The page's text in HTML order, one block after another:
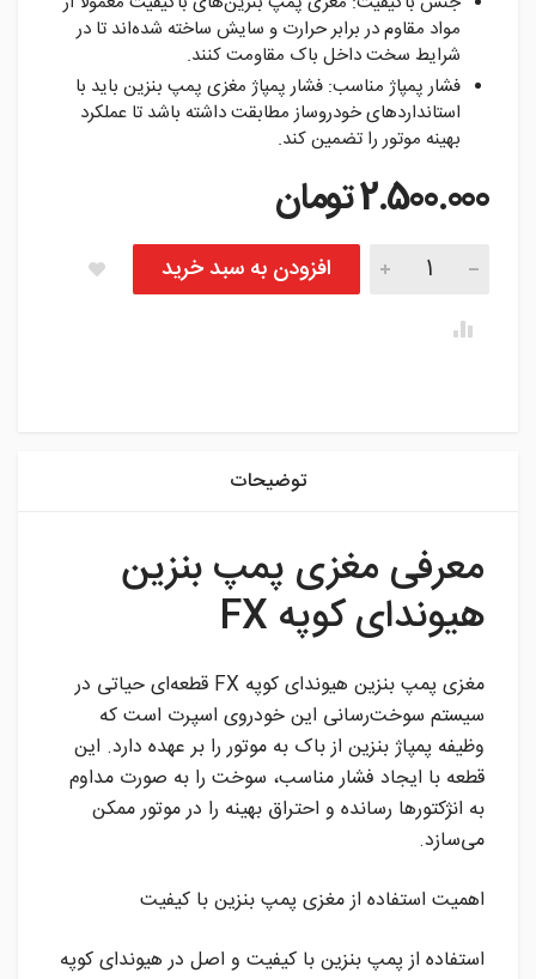
مواد مقاوم در برابر حرارت و سایش ساخته شده‌اند تا در
شرایط سخت داخل باک مقاومت کنند.
فشار پمپاژ مناسب: فشار پمپاژ مغزی پمپ بنزین باید با
استانداردهای خودروساز مطابقت داشته باشد تا عملکرد
بهینه موتور را تضمین کند.
2.500.000تومان
مغزی پمپ بنزین کوپه FX تعدادافزودن به سبد خرید
توضیحات
معرفی مغزی پمپ بنزین
هیوندای کوپه FX
مغزی پمپ بنزین هیوندای کوپه FX قطعه‌ای حیاتی در
سیستم سوخت‌رسانی این خودروی اسپرت است که
وظیفه پمپاژ بنزین از باک به موتور را بر عهده دارد. این
قطعه با ایجاد فشار مناسب، سوخت را به صورت مداوم
به انژکتورها رسانده و احتراق بهینه را در موتور ممکن
می‌سازد.
اهمیت استفاده از مغزی پمپ بنزین با کیفیت
استفاده از پمپ بنزین با کیفیت و اصل در هیوندای کوپه